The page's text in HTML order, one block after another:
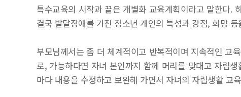
특수교육의 시작과 끝은 개별화 교육계획이라고 말한다.
결국 발달장애를 가진 청소년 개인의 특성과 강점, 희망
부모님께서는 좀 더 체계적이고 반복적이며 지속적인 교
로, 가능하다면 자녀 본인까지 함께 머리를 맞대고 자립
마다 내용을 수정하고 보완해 가면서 자녀의 자립생활 교